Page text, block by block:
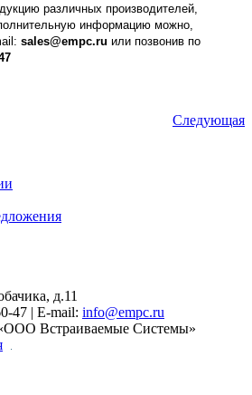
различных производителей,
информацию можно,
sales@empc.ru или позвонив по
Следующая
д.11
47 | E-mail: info@empc.ru
Встраиваемые Системы»